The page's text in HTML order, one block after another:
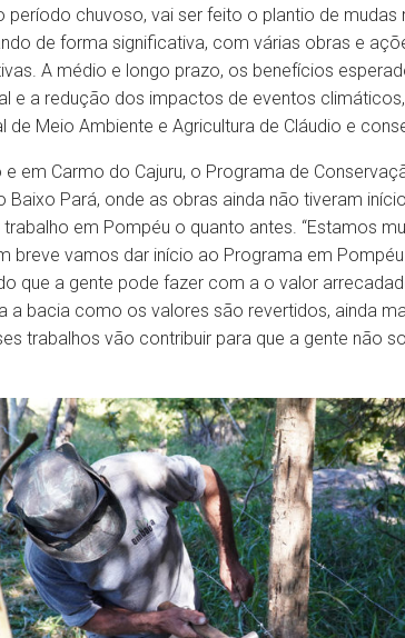
chuvoso, vai ser feito o plantio de mudas
de forma significativa, com várias obras e
A médio e longo prazo, os benefícios
e a redução dos impactos de eventos
Meio Ambiente e Agricultura de Cláudio e
em Carmo do Cajuru, o Programa de
Pará, onde as obras ainda não tiveram
em Pompéu o quanto antes. “Estamos
breve vamos dar início ao Programa em
que a gente pode fazer com a o valor
a bacia como os valores são revertidos, ainda
trabalhos vão contribuir para que a gente não